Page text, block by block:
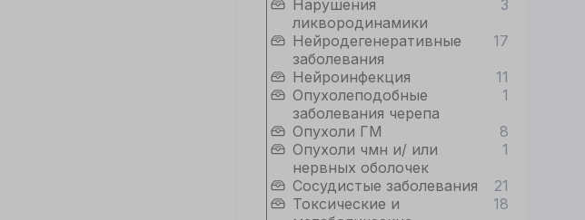
Нарушения
ликвородинамики
3
Нейродегенеративные
заболевания
17
Нейроинфекция
11
Опухолеподобные
заболевания черепа
1
Опухоли ГМ
8
Опухоли чмн и/ или
нервных оболочек
1
Сосудистые заболевания
21
Токсические и
18